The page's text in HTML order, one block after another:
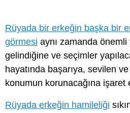
Rüyada bir erkeğin başka bir
görmesi aynı zamanda önemli
gelindiğine ve seçimler
hayatında başarıya, sevilen
konumun korunacağına işaret
Rüyada erkeğin hamileliği